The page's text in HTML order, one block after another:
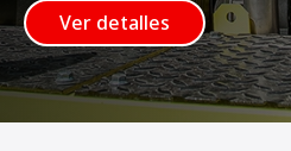
Ver detalles